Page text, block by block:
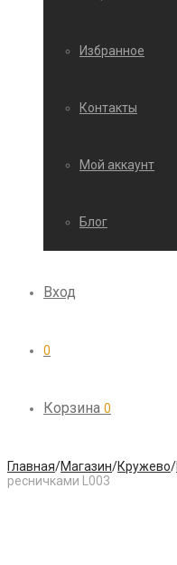
Избранное
Контакты
Мой аккаунт
Блог
Вход
0
Корзина 0
Главная/Магазин/Кружево/
ресничками L003